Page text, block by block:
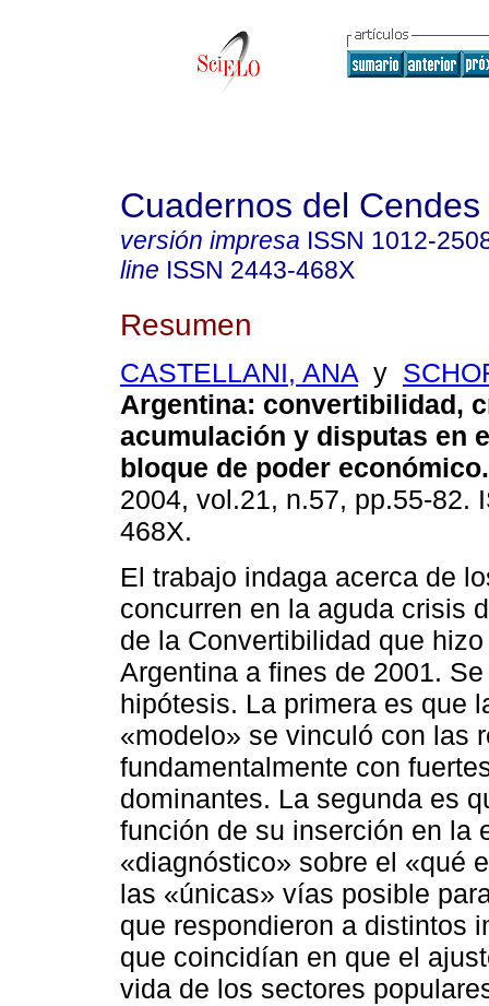
Cuadernos del Cendes
versión impresa ISSN 1012-
line ISSN 2443-468X
Resumen
CASTELLANI, ANA y
Argentina: convertibilidad,
acumulación y disputas en
bloque de poder económico.
2004, vol.21, n.57, pp.55-82.
468X.
El trabajo indaga acerca de
concurren en la aguda crisis
de la Convertibilidad que
Argentina a fines de 2001.
hipótesis. La primera es que
«modelo» se vinculó con las
fundamentalmente con
dominantes. La segunda es
función de su inserción en la
«diagnóstico» sobre el «qué
las «únicas» vías posible
que respondieron a distintos
que coincidían en que el
vida de los sectores